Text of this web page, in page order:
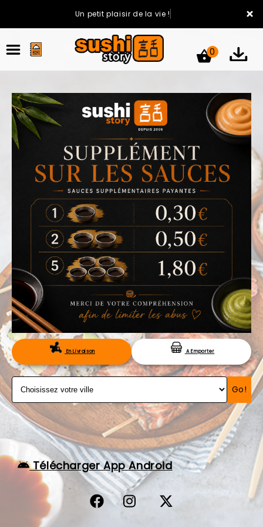
×
Un petit plaisir de la vie !
ACCUEIL
LA CARTE
VOTRE COMPTE
NOTRE RESTAURANT
VOS AVIS
MENTIONS LÉGALES
C.G.V
RÉSERVATION
0
En Livraison A Emporter
Go!
Télécharger App Android